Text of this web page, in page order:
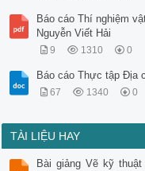
Báo cáo Thí nghiệm
Nguyễn Viết Hải
9 1310 0
Báo cáo Thực tập Địa
67 1340 0
TÀI LIỆU HAY
Bài giảng Vẽ kỹ